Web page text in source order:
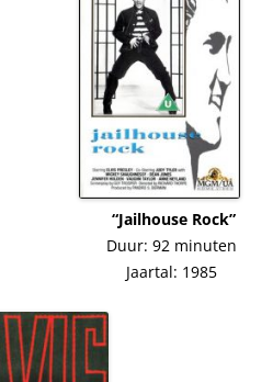
“Jailhouse Rock”
Duur: 92 minuten
Jaartal: 1985